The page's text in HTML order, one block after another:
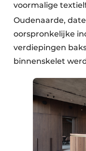
voormalige
Oudenaarde,
oorspronkelijke
verdiepingen
binnenskelet